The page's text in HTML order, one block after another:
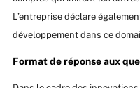
L’entreprise déclare
développement dans ce
Format de réponse aux